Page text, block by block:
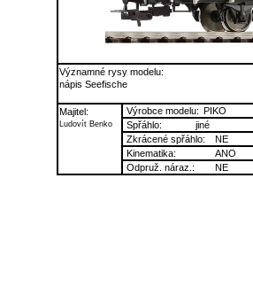
Významné rysy modelu:
nápis Seefische
Majitel:
Ludovít Benko
Výrobce modelu: PIKO
Spřáhlo:
jiné
Zkrácené spřáhlo:
NE
Kinematika:
ANO
Odpruž. náraz.:
NE